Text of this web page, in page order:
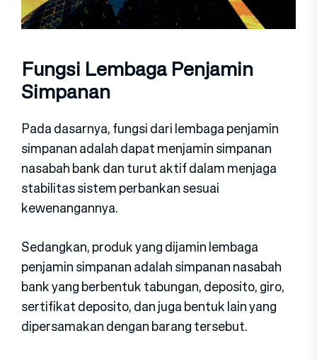
Fungsi Lembaga Penjamin
Simpanan
Pada dasarnya, fungsi dari lembaga penjamin
simpanan adalah dapat menjamin simpanan
nasabah bank dan turut aktif dalam menjaga
stabilitas sistem perbankan sesuai
kewenangannya.
Sedangkan, produk yang dijamin lembaga
penjamin simpanan adalah simpanan nasabah
bank yang berbentuk tabungan, deposito, giro,
sertifikat deposito, dan juga bentuk lain yang
dipersamakan dengan barang tersebut.